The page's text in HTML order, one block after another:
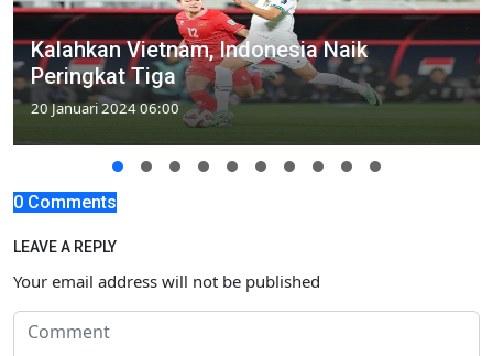
Kalahkan Vietnam, Indonesia Naik
Peringkat Tiga
20 Januari 2024 06:00
0 Comments
LEAVE A REPLY
Your email address will not be published